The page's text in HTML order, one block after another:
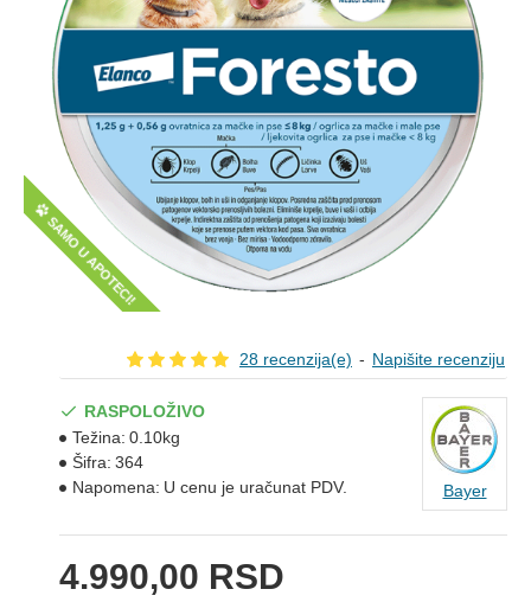
SAMO U APOTECI!
28 recenzija(e) - Napišite recenziju
4.990,00 RSD
RASPOLOŽIVO
Težina: 0.10kg
Šifra: 364
Napomena: U cenu je uračunat PDV. Bayer